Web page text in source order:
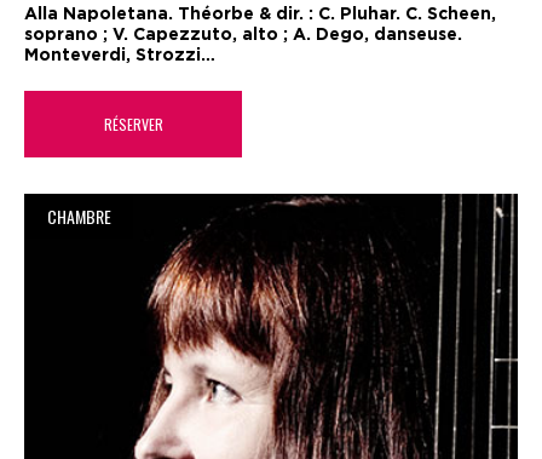
Alla Napoletana. Théorbe & dir. : C. Pluhar. C. Scheen,
soprano ; V. Capezzuto, alto ; A. Dego, danseuse.
Monteverdi, Strozzi…
RÉSERVER
CHAMBRE